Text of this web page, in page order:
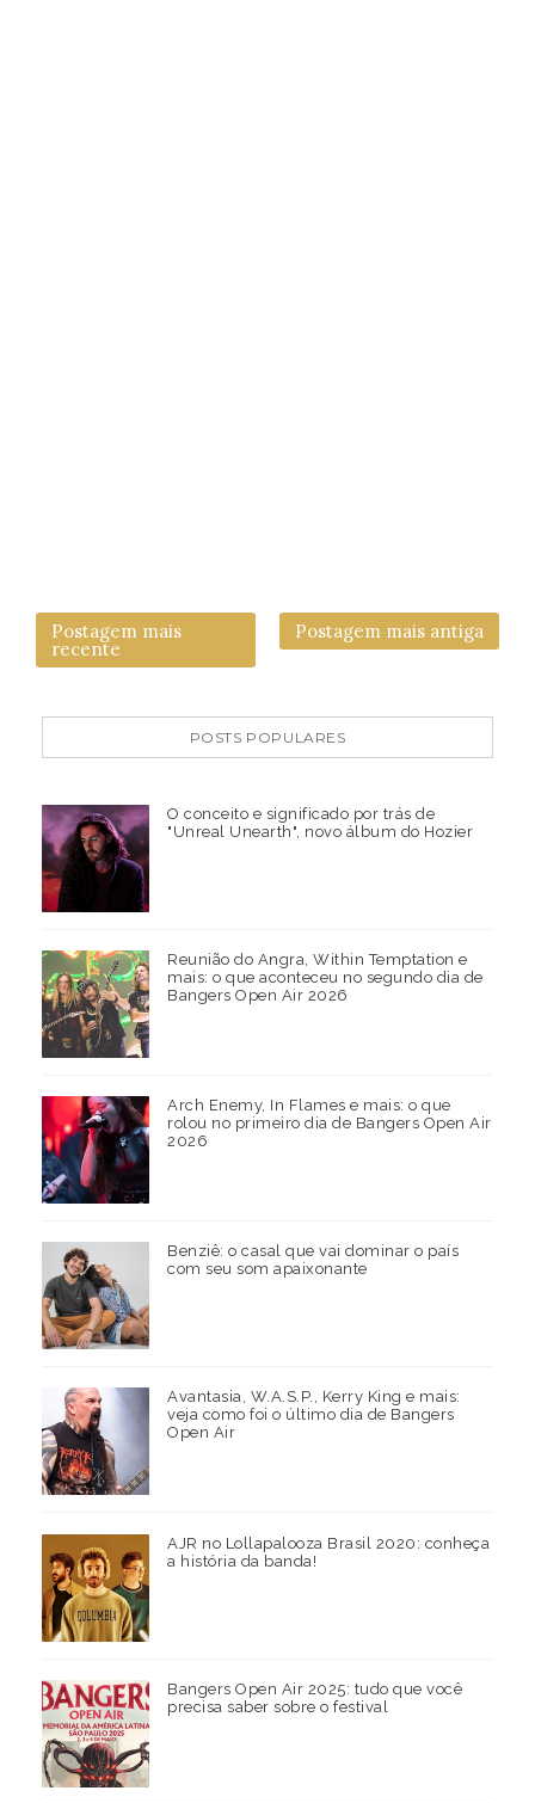
Postagem mais
recente
Postagem mais antiga
POSTS POPULARES
O conceito e significado por trás de
"Unreal Unearth", novo álbum do Hozier
Reunião do Angra, Within Temptation e
mais: o que aconteceu no segundo dia de
Bangers Open Air 2026
Arch Enemy, In Flames e mais: o que
rolou no primeiro dia de Bangers Open Air
2026
Benziê: o casal que vai dominar o país
com seu som apaixonante
Avantasia, W.A.S.P., Kerry King e mais:
veja como foi o último dia de Bangers
Open Air
AJR no Lollapalooza Brasil 2020: conheça
a história da banda!
Bangers Open Air 2025: tudo que você
precisa saber sobre o festival